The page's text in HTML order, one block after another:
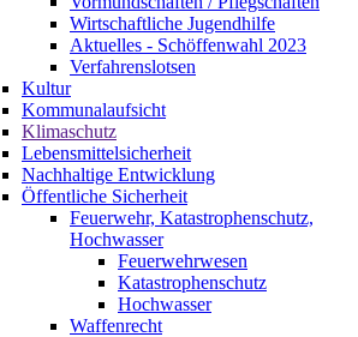
Wirtschaftliche Jugendhilfe
Aktuelles - Schöffenwahl 2023
Verfahrenslotsen
Kultur
Kommunalaufsicht
Klimaschutz
Lebensmittelsicherheit
Nachhaltige Entwicklung
Öffentliche Sicherheit
Feuerwehr, Katastrophenschutz,
Hochwasser
Feuerwehrwesen
Katastrophenschutz
Hochwasser
Waffenrecht